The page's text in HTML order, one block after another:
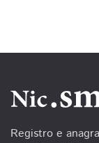
Registro e